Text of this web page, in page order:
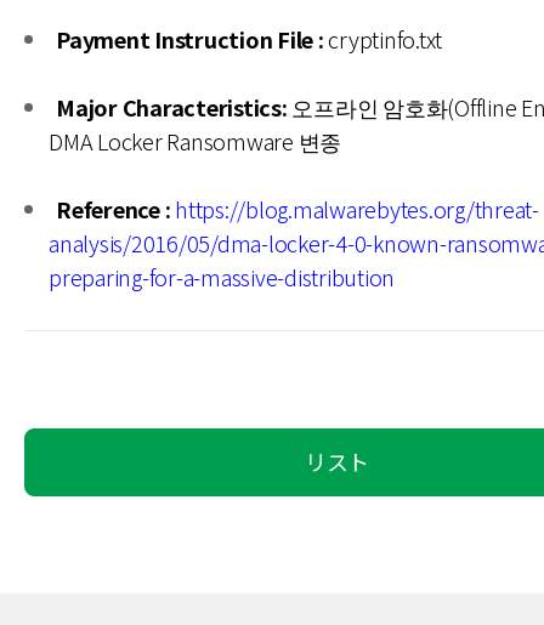
Payment Instruction File :cryptinfo.txt
Major Characteristics:오프라인 암호화(Offline
DMA Locker Ransomware 변종
Reference :https://blog.malwarebytes.org/threat-
analysis/2016/05/dma-locker-4-0-known-
preparing-for-a-massive-distribution
リスト